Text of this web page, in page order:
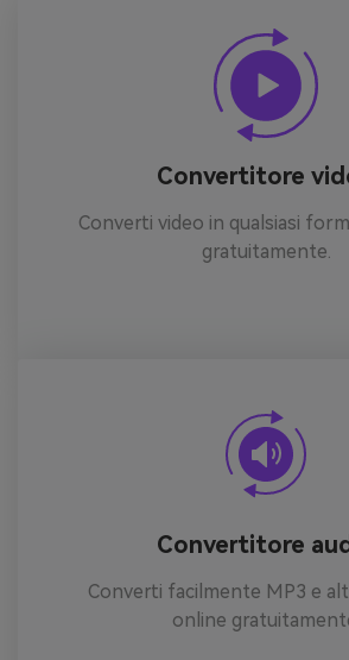
Convertitore
Converti video in qualsiasi
gratuitamente.
Convertitore
Converti facilmente MP3 e
online